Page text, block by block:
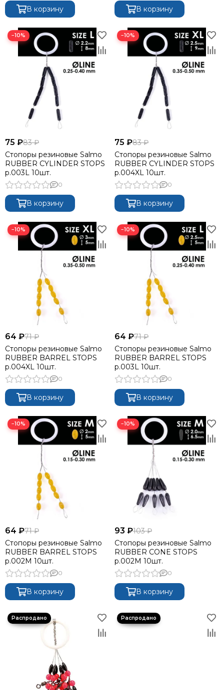
В корзину В корзину
−10%
75 ₽83 ₽
Стопоры резиновые Salmo
RUBBER CYLINDER STOPS
р.003L 10шт.
0
В корзину
−10%
75 ₽83 ₽
Стопоры резиновые Salmo
RUBBER CYLINDER STOPS
р.004XL 10шт.
0
В корзину
−10%
64 ₽71 ₽
Стопоры резиновые Salmo
RUBBER BARREL STOPS
р.004XL 10шт.
0
В корзину
−10%
64 ₽71 ₽
Стопоры резиновые Salmo
RUBBER BARREL STOPS
р.003L 10шт.
0
В корзину
−10%
64 ₽71 ₽
Стопоры резиновые Salmo
RUBBER BARREL STOPS
р.002M 10шт.
0
В корзину
−10%
93 ₽103 ₽
Стопоры резиновые Salmo
RUBBER CONE STOPS
р.002M 10шт.
0
В корзину